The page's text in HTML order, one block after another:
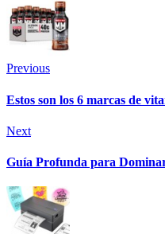
Previous
Estos son los 6 marcas de
Next
Guía Profunda para